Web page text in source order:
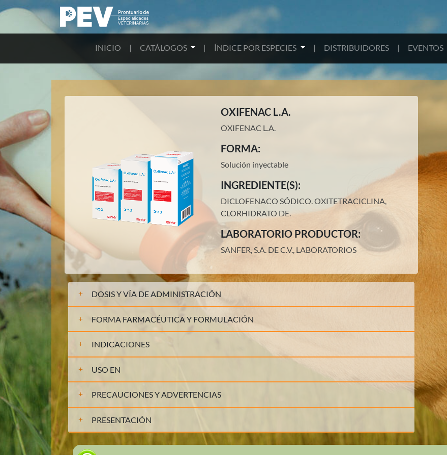
INICIO | CATÁLOGOS | ÍNDICE POR ESPECIES | DISTRIBUIDORES | EVENTOS
OXIFENAC L.A.
OXIFENAC L.A.
FORMA:
Solución inyectable
INGREDIENTE(S):
DICLOFENACO SÓDICO.OXITETRACICLINA,
CLORHIDRATO DE.
LABORATORIO PRODUCTOR:
SANFER, S.A. DE C.V., LABORATORIOS
DOSIS Y VÍA DE ADMINISTRACIÓN
FORMA FARMACÉUTICA Y FORMULACIÓN
INDICACIONES
USO EN
PRECAUCIONES Y ADVERTENCIAS
PRESENTACIÓN